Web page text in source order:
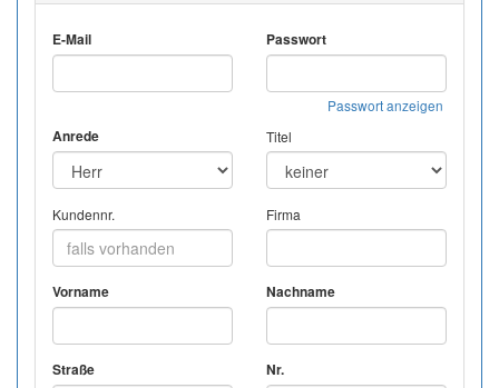
E-Mail Passwort
Passwort anzeigen
Anrede Titel
Kundennr. Firma
Vorname Nachname
Straße Nr.